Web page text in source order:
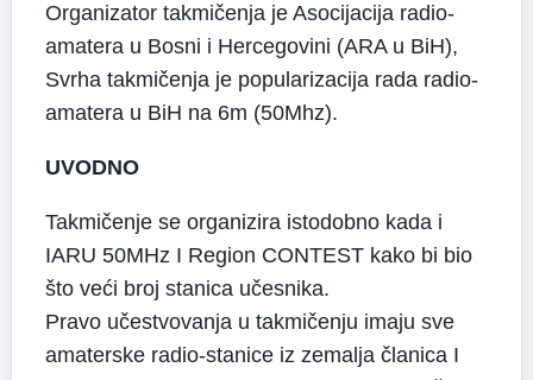
Organizator takmičenja je Asocijacija radio-
amatera u Bosni i Hercegovini (ARA u BiH),
Svrha takmičenja je popularizacija rada radio-
amatera u BiH na 6m (50Mhz).
UVODNO
Takmičenje se organizira istodobno kada i
IARU 50MHz I Region CONTEST kako bi bio
što veći broj stanica učesnika.
Pravo učestvovanja u takmičenju imaju sve
amaterske radio-stanice iz zemalja članica I